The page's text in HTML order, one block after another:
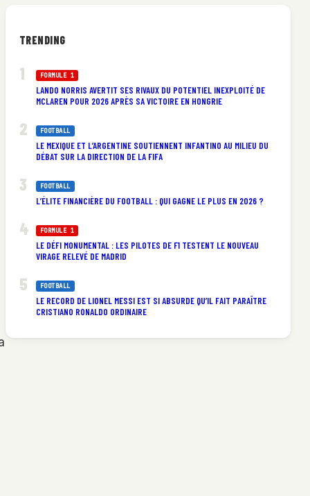
TRENDING
FORMULE 1
LANDO NORRIS AVERTIT SES RIVAUX DU POTENTIEL INEXPLOITÉ DE
MCLAREN POUR 2026 APRÈS SA VICTOIRE EN HONGRIE
FOOTBALL
LE MEXIQUE ET L’ARGENTINE SOUTIENNENT INFANTINO AU MILIEU DU
DÉBAT SUR LA DIRECTION DE LA FIFA
FOOTBALL
L’ÉLITE FINANCIÈRE DU FOOTBALL : QUI GAGNE LE PLUS EN 2026 ?
FORMULE 1
LE DÉFI MONUMENTAL : LES PILOTES DE F1 TESTENT LE NOUVEAU
VIRAGE RELEVÉ DE MADRID
FOOTBALL
LE RECORD DE LIONEL MESSI EST SI ABSURDE QU’IL FAIT PARAÎTRE
CRISTIANO RONALDO ORDINAIRE